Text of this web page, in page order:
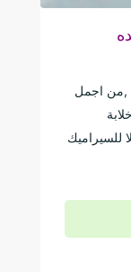
,من اجمل
للسيراميك